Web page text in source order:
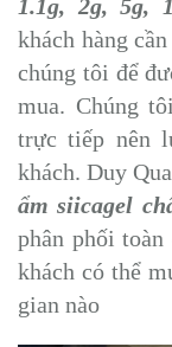
1.1g, 2g, 5g,
khách hàng
chúng tôi để
mua. Chúng
trực tiếp nên
khách. Duy
ẩm siicagel
phân phối
khách có thể
gian nào